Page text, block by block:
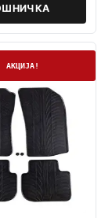
АКЦИЈА!